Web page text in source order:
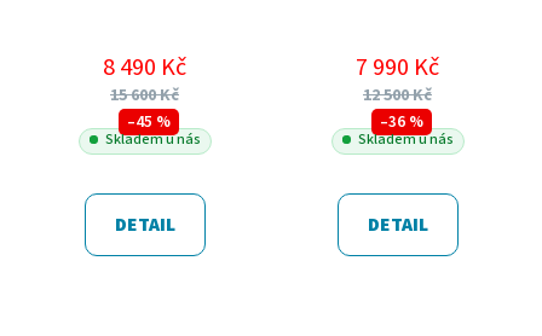
8 490 Kč
15 600 Kč
–45 %
Skladem u nás
DETAIL
7 990 Kč
12 500 Kč
–36 %
Skladem u nás
DETAIL